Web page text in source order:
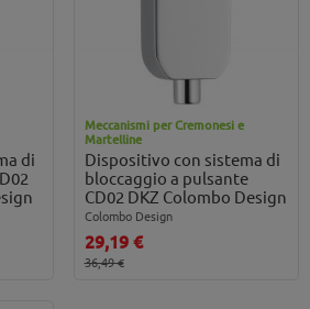
di
Meccanismi per Cremonesi e
Martelline
Dispositivo con sistema di
bloccaggio a pulsante
CD02 DKZ Colombo Design
Colombo Design
29,19 €
36,49 €